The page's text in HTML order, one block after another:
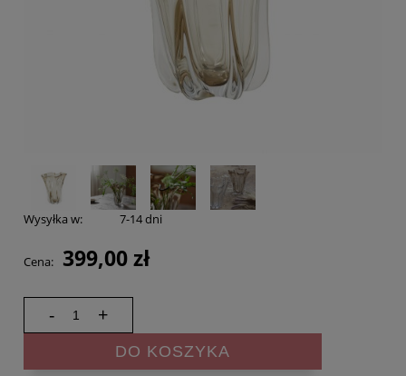
Wysyłka w: 7-14 dni
Cena: 399,00 zł
- +
DO KOSZYKA